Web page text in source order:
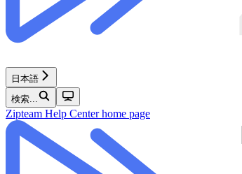
日本語
検索...
Zipteam Help Centerhome page